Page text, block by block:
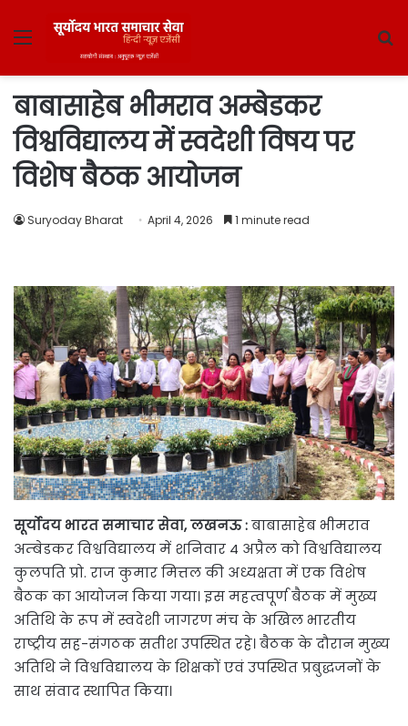
Menu
बाबासाहेब भीमराव अम्बेडकर
विश्वविद्यालय में स्वदेशी विषय पर
विशेष बैठक आयोजन
Suryoday Bharat April 4, 2026 1 minute read
सूर्योदय भारत समाचार सेवा, लखनऊ :बाबासाहेब भीमराव
अम्बेडकर विश्वविद्यालय में शनिवार 4 अप्रैल को विश्वविद्यालय
कुलपति प्रो. राज कुमार मित्तल की अध्यक्षता में एक विशेष
बैठक का आयोजन किया गया। इस महत्वपूर्ण बैठक में मुख्य
अतिथि के रूप में स्वदेशी जागरण मंच के अखिल भारतीय
राष्ट्रीय सह-संगठक सतीश उपस्थित रहे। बैठक के दौरान मुख्य
अतिथि ने विश्वविद्यालय के शिक्षकों एवं उपस्थित प्रबुद्धजनों के
साथ संवाद स्थापित किया।